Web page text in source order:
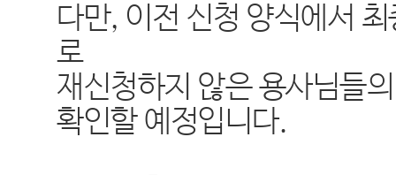
다만, 이전 신청 양식에서
로
재신청하지 않은 용사님들
확인할 예정입니다.